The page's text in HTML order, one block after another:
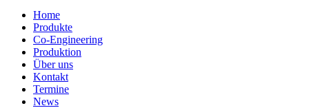
Home
Produkte
Co-Engineering
Produktion
Über uns
Kontakt
Termine
News